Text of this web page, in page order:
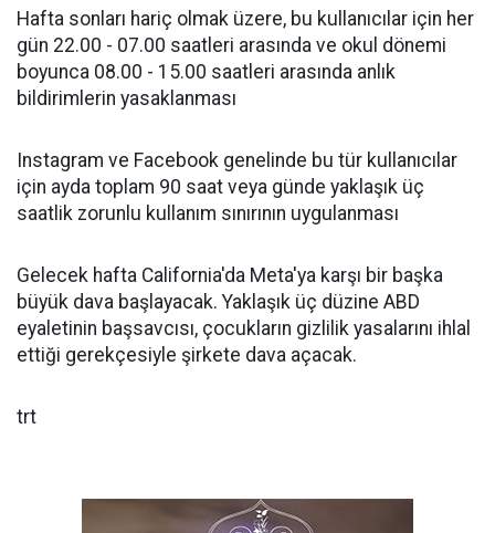
Hafta sonları hariç olmak üzere, bu kullanıcılar için her
gün 22.00 - 07.00 saatleri arasında ve okul dönemi
boyunca 08.00 - 15.00 saatleri arasında anlık
bildirimlerin yasaklanması
Instagram ve Facebook genelinde bu tür kullanıcılar
için ayda toplam 90 saat veya günde yaklaşık üç
saatlik zorunlu kullanım sınırının uygulanması
Gelecek hafta California'da Meta'ya karşı bir başka
büyük dava başlayacak. Yaklaşık üç düzine ABD
eyaletinin başsavcısı, çocukların gizlilik yasalarını ihlal
ettiği gerekçesiyle şirkete dava açacak.
trt